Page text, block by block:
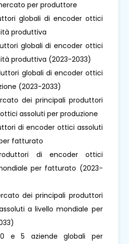
per produttore
globali di encoder ottici
produttiva
globali di encoder ottici
produttiva (2023-2033)
globali di encoder ottici
(2023-2033)
dei principali produttori
assoluti per produzione
di encoder ottici assoluti
fatturato
di encoder ottici
per fatturato (2023-
dei principali produttori
a livello mondiale per
e 5 aziende globali per